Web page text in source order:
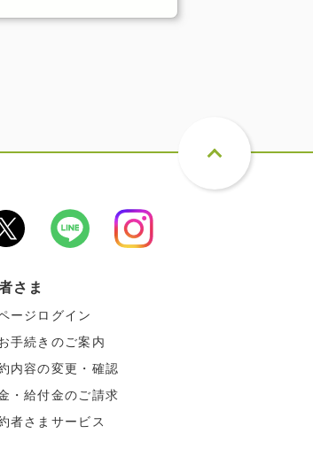
さま
ージログイン
手続きのご案内
内容の変更・確認
・給付金のご請求
者さまサービス